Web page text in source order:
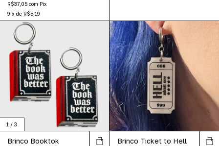
R$37,05 com Pix
9 x de R$5,19
1 / 3
Brinco Booktok Brinco Ticket to Hell